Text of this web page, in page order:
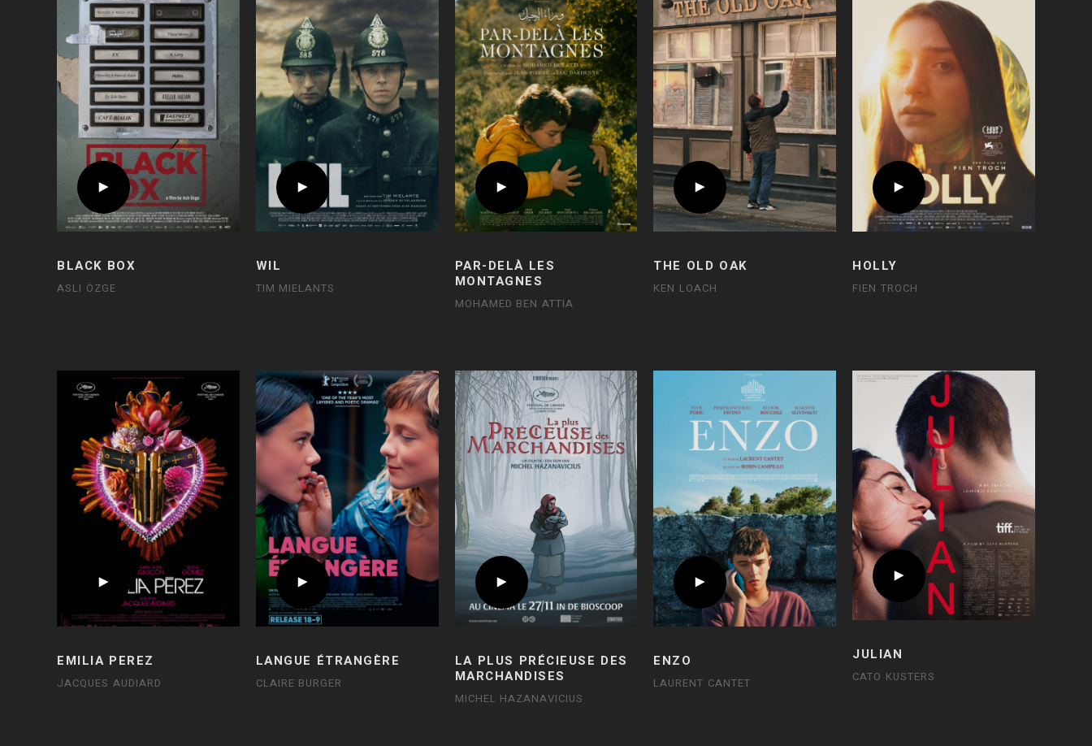
BLACK BOX
ASLI ÖZGE
WIL
TIM MIELANTS
PAR-DELÀ LES
MONTAGNES
MOHAMED BEN ATTIA
THE OLD OAK
KEN LOACH
HOLLY
FIEN TROCH
EMILIA PEREZ
JACQUES AUDIARD
LANGUE ÉTRANGÈRE
CLAIRE BURGER
LA PLUS PRÉCIEUSE DES
MARCHANDISES
MICHEL HAZANAVICIUS
ENZO
LAURENT CANTET
JULIAN
CATO KUSTERS